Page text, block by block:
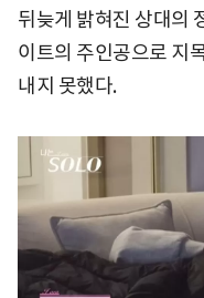
뒤늦게 밝혀진 상대의
이트의 주인공으로 지
내지 못했다.